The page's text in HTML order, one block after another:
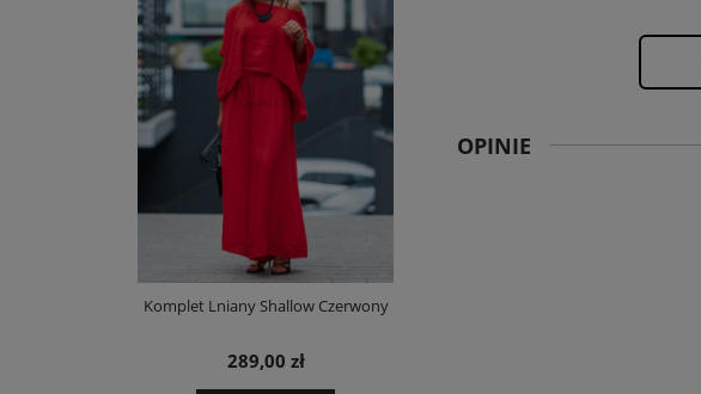
Komplet Lniany Shallow Czerwony
289,00 zł
OPINIE